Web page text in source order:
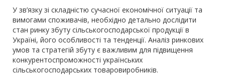
У зв’язку зі складністю сучасної економічної ситуації та
вимогами споживачів, необхідно детально дослідити
стан ринку збуту сільськогосподарської продукції в
Україні, його особливості та тенденції. Аналіз ринкових
умов та стратегій збуту є важливим для підвищення
конкурентоспроможності українських
сільськогосподарських товаровиробників.